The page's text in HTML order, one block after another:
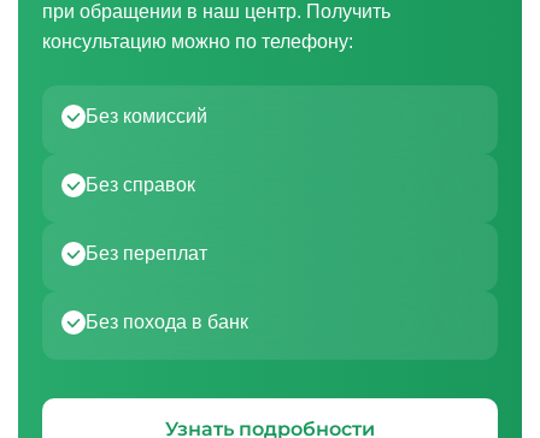
при обращении в наш центр. Получить
консультацию можно по телефону:
Узнать подробности
Без комиссий
Без справок
Без переплат
Без похода в банк